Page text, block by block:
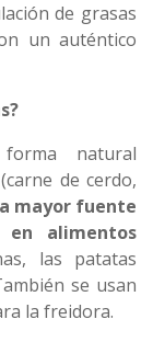
de grasas
un auténtico
natural
de cerdo,
mayor fuente
en alimentos
las patatas
se usan
la freidora.